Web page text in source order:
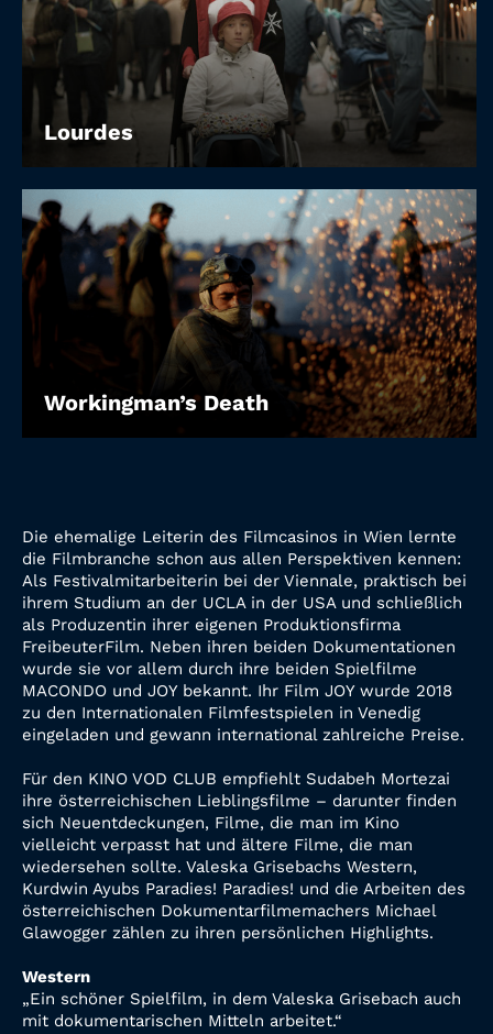
Die ehemalige Leiterin des Filmcasinos in Wien lernte
die Filmbranche schon aus allen Perspektiven kennen:
Als Festivalmitarbeiterin bei der Viennale, praktisch bei
ihrem Studium an der UCLA in der USA und schließlich
als Produzentin ihrer eigenen Produktionsfirma
FreibeuterFilm. Neben ihren beiden Dokumentationen
wurde sie vor allem durch ihre beiden Spielfilme
MACONDO und JOY bekannt. Ihr Film JOY wurde 2018
zu den Internationalen Filmfestspielen in Venedig
eingeladen und gewann international zahlreiche Preise.
Für den KINO VOD CLUB empfiehlt Sudabeh Mortezai
ihre österreichischen Lieblingsfilme – darunter finden
sich Neuentdeckungen, Filme, die man im Kino
vielleicht verpasst hat und ältere Filme, die man
wiedersehen sollte. Valeska Grisebachs Western,
Kurdwin Ayubs Paradies! Paradies! und die Arbeiten des
österreichischen Dokumentarfilmemachers Michael
Glawogger zählen zu ihren persönlichen Highlights.
Western
„Ein schöner Spielfilm, in dem Valeska Grisebach auch
mit dokumentarischen Mitteln arbeitet.“
Lourdes
Workingman’s Death